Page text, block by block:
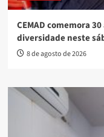
CEMAD comemora
diversidade neste
8 de agosto de 2026